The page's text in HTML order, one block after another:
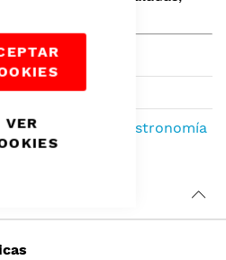
VER
220v/60hz.
Gastronomía